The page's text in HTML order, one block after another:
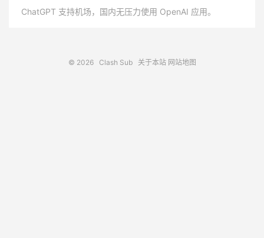
ChatGPT 支持机场，国内无压力使用 OpenAI 应用。
© 2026 Clash Sub 关于本站 网站地图